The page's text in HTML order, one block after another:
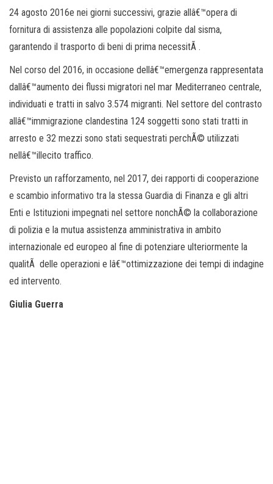
24 agosto 2016e nei giorni successivi, grazie allâ€™opera di
fornitura di assistenza alle popolazioni colpite dal sisma,
garantendo il trasporto di beni di prima necessitÃ .
Nel corso del 2016, in occasione dellâ€™emergenza rappresentata
dallâ€™aumento dei flussi migratori nel mar Mediterraneo centrale,
individuati e tratti in salvo 3.574 migranti. Nel settore del contrasto
allâ€™immigrazione clandestina 124 soggetti sono stati tratti in
arresto e 32 mezzi sono stati sequestrati perchÃ© utilizzati
nellâ€™illecito traffico.
Previsto un rafforzamento, nel 2017, dei rapporti di cooperazione
e scambio informativo tra la stessa Guardia di Finanza e gli altri
Enti e Istituzioni impegnati nel settore nonchÃ© la collaborazione
di polizia e la mutua assistenza amministrativa in ambito
internazionale ed europeo al fine di potenziare ulteriormente la
qualitÃ delle operazioni e lâ€™ottimizzazione dei tempi di indagine
ed intervento.
Giulia Guerra